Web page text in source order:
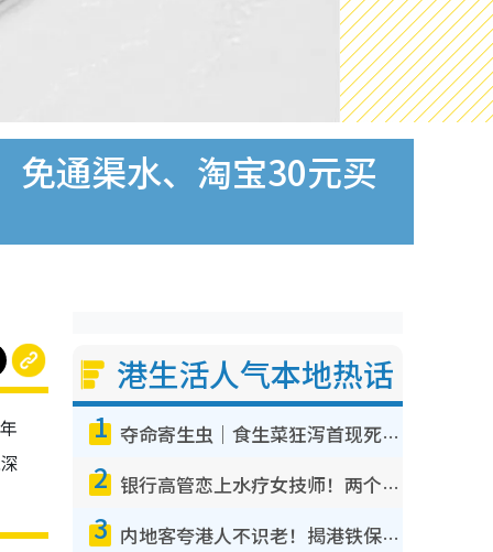
通渠水、淘宝30元买
港生活人气本地热话
1 夺命寄生虫｜食生菜狂泻首现死者！疫潮恶化录1.8万宗病例 揭洗菜3大谬误
2 银行高管恋上水疗女技师！两个月借128万惊觉“沉船”沉落火海 揭背后疑似邪教操控卖淫
3 内地客夸港人不识老！揭港铁保鲜级冷气 港人求放过：别投诉